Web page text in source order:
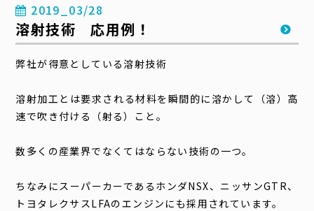
2019_03/28
溶射技術 応用例！
弊社が得意としている溶射技術
溶射加工とは要求される材料を瞬間的に溶かして（溶）高
速で吹き付ける（射る）こと。
数多くの産業界でなくてはならない技術の一つ。
ちなみにスーパーカーであるホンダNSX、ニッサンGTR、
トヨタレクサスLFAのエンジンにも採用されています。